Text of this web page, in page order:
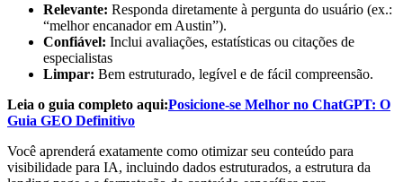
Relevante: Responda diretamente à pergunta do usuário (ex.:
“melhor encanador em Austin”).
Confiável: Inclui avaliações, estatísticas ou citações de
especialistas
Limpar: Bem estruturado, legível e de fácil compreensão.
Leia o guia completo aqui:Posicione-se Melhor no ChatGPT: O
Guia GEO Definitivo
Você aprenderá exatamente como otimizar seu conteúdo para
visibilidade para IA, incluindo dados estruturados, a estrutura da